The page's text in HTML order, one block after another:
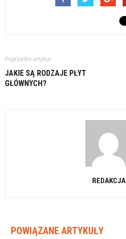
Poprzedni artykuł
JAKIE SĄ RODZAJE PŁYT
GŁÓWNYCH?
REDAKCJA
POWIĄZANE ARTYKUŁY